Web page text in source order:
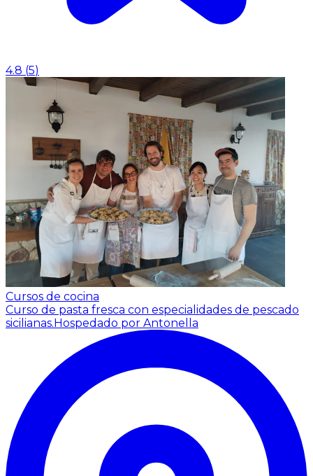
4.8 (5)
Cursos de cocina
Curso de pasta fresca con especialidades de pescado
sicilianas.Hospedado por Antonella